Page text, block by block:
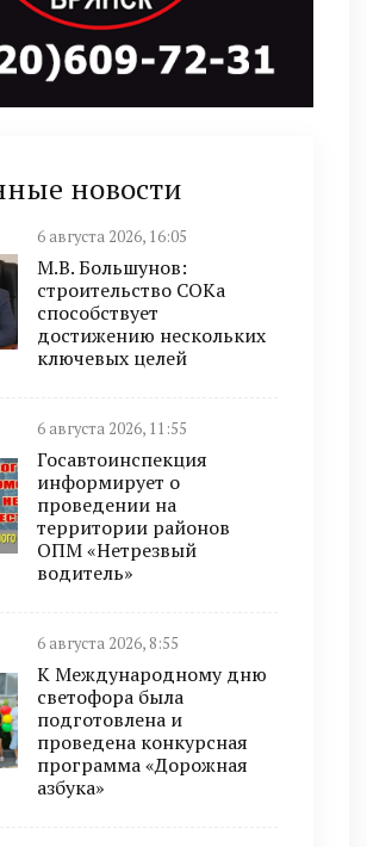
новости
6 августа 2026, 16:05
М.В. Большунов:
строительство СОКа
способствует
достижению нескольких
ключевых целей
6 августа 2026, 11:55
Госавтоинспекция
информирует о
проведении на
территории районов
ОПМ «Нетрезвый
водитель»
6 августа 2026, 8:55
К Международному дню
светофора была
подготовлена и
проведена конкурсная
программа «Дорожная
азбука»